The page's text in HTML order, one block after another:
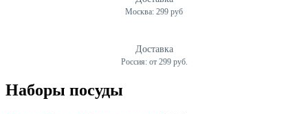
Наборы посуды